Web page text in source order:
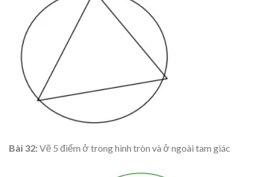
Bài 32:Vẽ 5 điểm ở trong hình tròn và ở ngoài tam giác